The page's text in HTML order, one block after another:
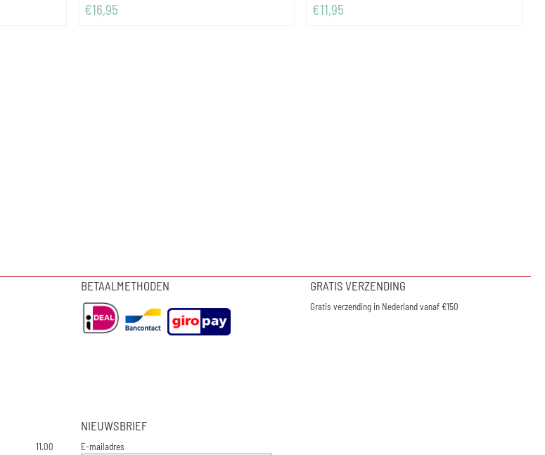
Prijs: 16,95
€16,95 Prijs: 11,95
€11,95
BETAALMETHODEN GRATIS VERZENDING
Gratis verzending in Nederland vanaf €150
11.00
NIEUWSBRIEF
E-mailadresVul je e-mailadres in voor de nieuwsbrief